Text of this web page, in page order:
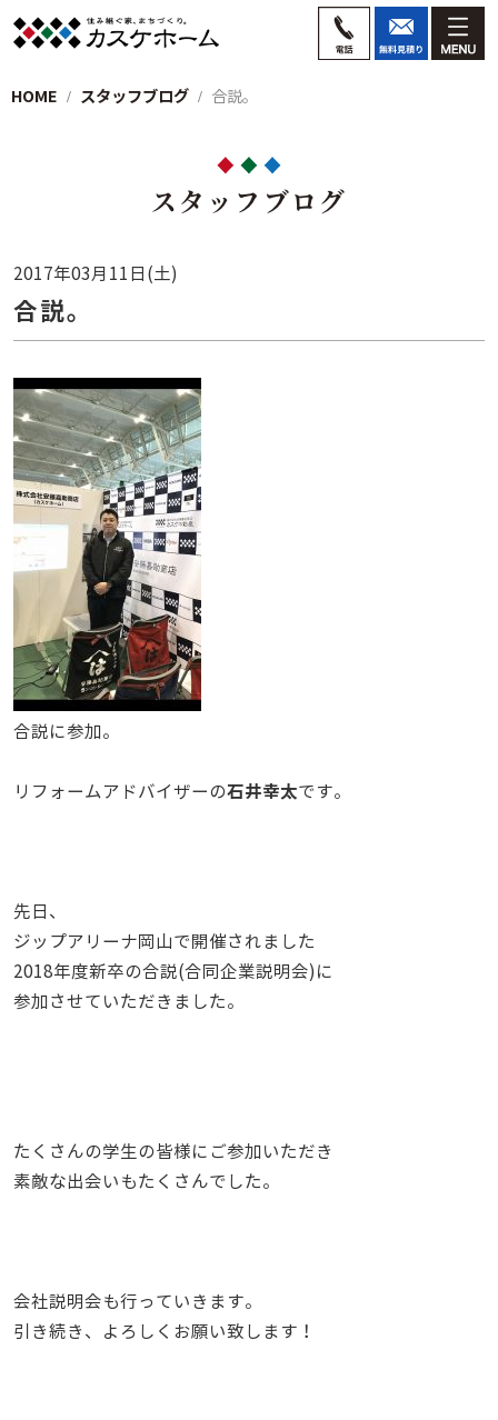
HOME スタッフブログ 合説。
スタッフブログ
2017年03月11日(土)
合説。
合説に参加。
リフォームアドバイザーの石井幸太です。
先日、
ジップアリーナ岡山で開催されました
2018年度新卒の合説(合同企業説明会)に
参加させていただきました。
たくさんの学生の皆様にご参加いただき
素敵な出会いもたくさんでした。
会社説明会も行っていきます。
引き続き、よろしくお願い致します！